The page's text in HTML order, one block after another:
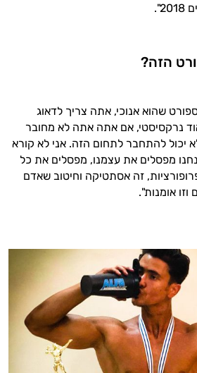
הזה?
שהוא אנוכי, אתה צריך לדאוג
נרקסיסטי, אם אתה אתה לא מחובר
יכול להתחבר לתחום הזה. אני לא קורא
מפסלים את עצמנו, מפסלים את כל
זה אסתטיקה וחיטוב שאדם
וזו אומנות".